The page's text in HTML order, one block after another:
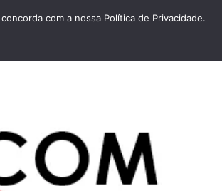
com a nossa Política de Privacidade.